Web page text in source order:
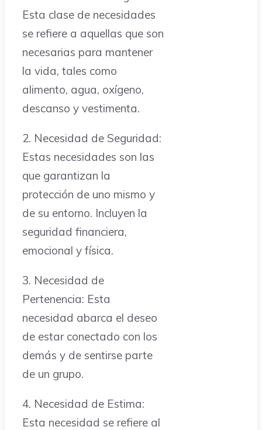
Esta clase de necesidades
se refiere a aquellas que son
necesarias para mantener
la vida, tales como
alimento, agua, oxígeno,
descanso y vestimenta.
2. Necesidad de Seguridad:
Estas necesidades son las
que garantizan la
protección de uno mismo y
de su entorno. Incluyen la
seguridad financiera,
emocional y física.
3. Necesidad de
Pertenencia: Esta
necesidad abarca el deseo
de estar conectado con los
demás y de sentirse parte
de un grupo.
4. Necesidad de Estima:
Esta necesidad se refiere al